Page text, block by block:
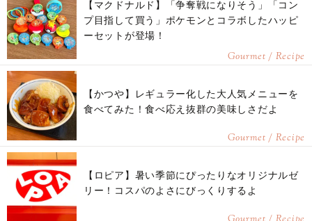
【マクドナルド】「争奪戦になりそう」「コン
プ目指して買う」ポケモンとコラボしたハッピ
ーセットが登場！
Gourmet / Recipe
【かつや】レギュラー化した大人気メニューを
食べてみた！食べ応え抜群の美味しさだよ
Gourmet / Recipe
【ロピア】暑い季節にぴったりなオリジナルゼ
リー！コスパのよさにびっくりするよ